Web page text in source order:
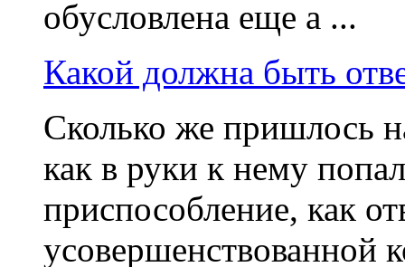
обусловлена еще а ...
Какой должна быть
Сколько же пришлось
как в руки к нему
приспособление, как
усовершенствованной